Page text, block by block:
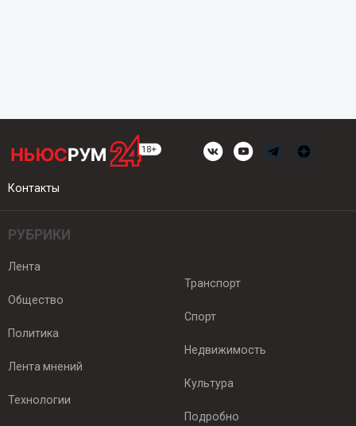
Контакты
РУБРИКИ
Лента
Общество
Политика
Лента мнений
Технологии
Транспорт
Спорт
Недвижимость
Культура
Подробно